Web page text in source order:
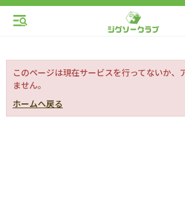
このページは現在サービスを行ってないか、
ません。
ホームへ戻る